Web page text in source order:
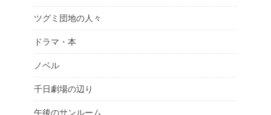
ツグミ団地の人々
ドラマ・本
ノベル
千日劇場の辺り
午後のサンルーム